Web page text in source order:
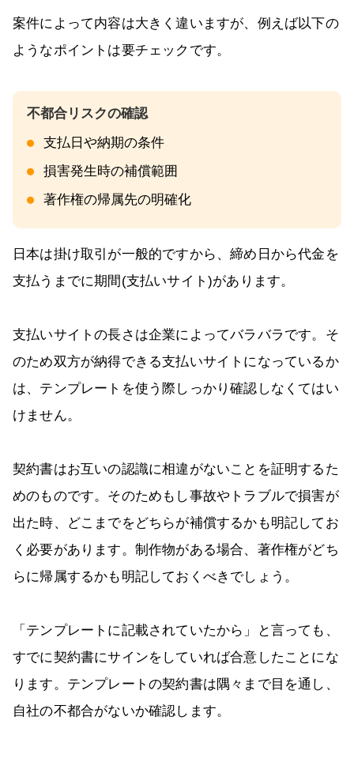
案件によって内容は大きく違いますが、例えば以下の
ようなポイントは要チェックです。
支払日や納期の条件
損害発生時の補償範囲
著作権の帰属先の明確化
日本は掛け取引が一般的ですから、締め日から代金を
支払うまでに期間(支払いサイト)があります。
支払いサイトの長さは企業によってバラバラです。そ
のため双方が納得できる支払いサイトになっているか
は、テンプレートを使う際しっかり確認しなくてはい
けません。
契約書はお互いの認識に相違がないことを証明するた
めのものです。そのためもし事故やトラブルで損害が
出た時、どこまでをどちらが補償するかも明記してお
く必要があります。制作物がある場合、著作権がどち
らに帰属するかも明記しておくべきでしょう。
「テンプレートに記載されていたから」と言っても、
すでに契約書にサインをしていれば合意したことにな
ります。テンプレートの契約書は隅々まで目を通し、
自社の不都合がないか確認します。